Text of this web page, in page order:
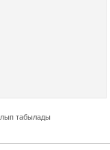
табылады